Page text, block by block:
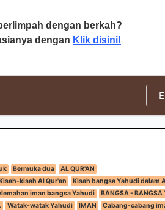
dengan berkah?
dengan Klik disini!
Bermuka dua
AL QUR'AN
kisah Al Qur'an
Kisah bangsa Yahudi dalam
iman bangsa Yahudi
BANGSA - BANGSA
Watak-watak Yahudi IMAN Cabang-cabang